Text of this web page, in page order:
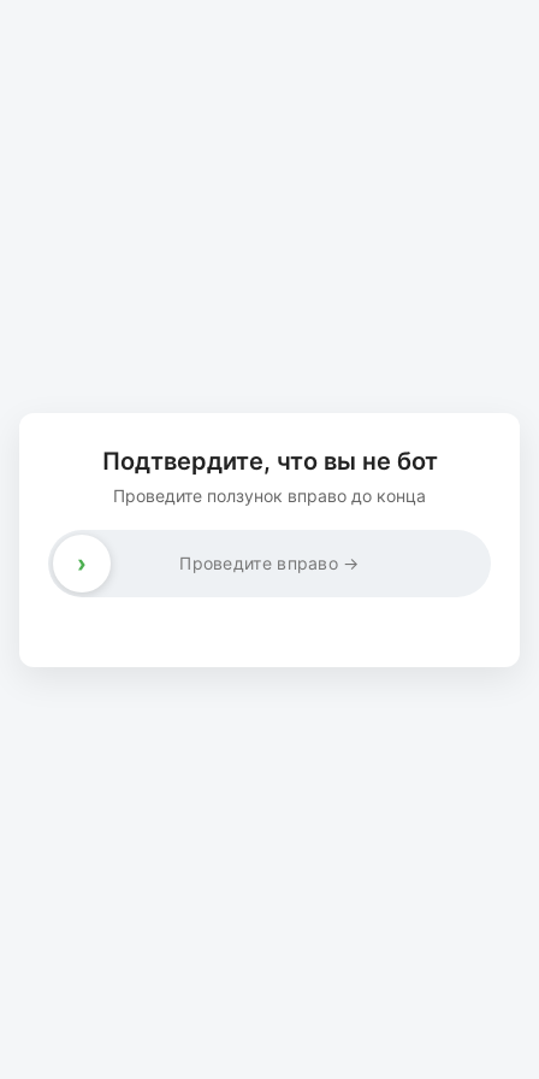
Подтвердите, что вы не бот
Проведите ползунок вправо до конца
Проведите вправо →
›